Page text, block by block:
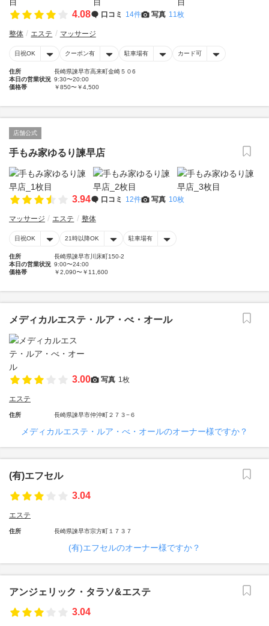
4.08 口コミ 14件 写真 11枚
整体 エステ マッサージ
日祝OK クーポン有 駐車場有 カード可
住所
長崎県諫早市高来町金崎５０6
本日の営業状況 9:30〜20:00
価格帯
￥850〜￥4,500
店舗公式
手もみ家ゆるり諫早店
3.94 口コミ 12件 写真 10枚
マッサージ エステ 整体
日祝OK 21時以降OK 駐車場有
住所
長崎県諫早市川床町150-2
本日の営業状況 9:00〜24:00
価格帯
￥2,090〜￥11,600
メディカルエステ・ルア・べ・オール
3.00 写真 1枚
エステ
住所 長崎県諫早市仲沖町２７３−６
メディカルエステ・ルア・べ・オールのオーナー様ですか？
(有)エフセル
3.04
エステ
住所 長崎県諫早市宗方町１７３７
(有)エフセルのオーナー様ですか？
アンジェリック・タラソ&エステ
3.04